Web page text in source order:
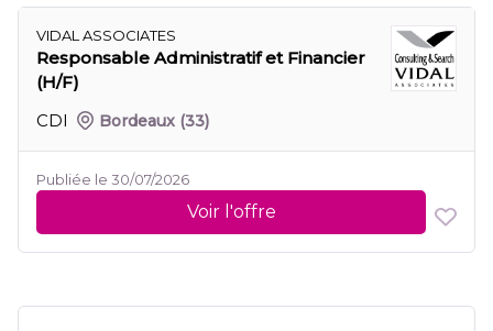
VIDAL ASSOCIATES
Responsable Administratif et Financier
(H/F)
CDI
Bordeaux (33)
Publiée le 30/07/2026
Voir l'offre